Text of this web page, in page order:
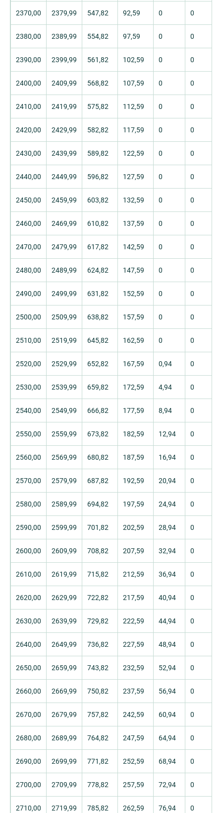
2370,00 2379,99 547,82 92,59 0 0
2380,00 2389,99 554,82 97,59 0 0
2390,00 2399,99 561,82 102,59 0 0
2400,00 2409,99 568,82 107,59 0 0
2410,00 2419,99 575,82 112,59 0 0
2420,00 2429,99 582,82 117,59 0 0
2430,00 2439,99 589,82 122,59 0 0
2440,00 2449,99 596,82 127,59 0 0
2450,00 2459,99 603,82 132,59 0 0
2460,00 2469,99 610,82 137,59 0 0
2470,00 2479,99 617,82 142,59 0 0
2480,00 2489,99 624,82 147,59 0 0
2490,00 2499,99 631,82 152,59 0 0
2500,00 2509,99 638,82 157,59 0 0
2510,00 2519,99 645,82 162,59 0 0
2520,00 2529,99 652,82 167,59 0,94 0
2530,00 2539,99 659,82 172,59 4,94 0
2540,00 2549,99 666,82 177,59 8,94 0
2550,00 2559,99 673,82 182,59 12,94 0
2560,00 2569,99 680,82 187,59 16,94 0
2570,00 2579,99 687,82 192,59 20,94 0
2580,00 2589,99 694,82 197,59 24,94 0
2590,00 2599,99 701,82 202,59 28,94 0
2600,00 2609,99 708,82 207,59 32,94 0
2610,00 2619,99 715,82 212,59 36,94 0
2620,00 2629,99 722,82 217,59 40,94 0
2630,00 2639,99 729,82 222,59 44,94 0
2640,00 2649,99 736,82 227,59 48,94 0
2650,00 2659,99 743,82 232,59 52,94 0
2660,00 2669,99 750,82 237,59 56,94 0
2670,00 2679,99 757,82 242,59 60,94 0
2680,00 2689,99 764,82 247,59 64,94 0
2690,00 2699,99 771,82 252,59 68,94 0
2700,00 2709,99 778,82 257,59 72,94 0
2710,00 2719,99 785,82 262,59 76,94 0